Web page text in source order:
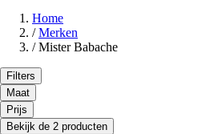
Home
/ Merken
/ Mister Babache
Filters
Maat
Prijs
Bekijk de 2 producten